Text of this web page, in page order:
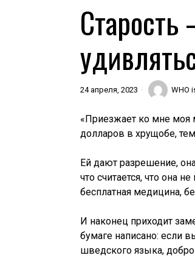
24 апреля, 2023 WHO
«Приезжает ко мне моя
долларов в хрущобе,
Ей дают разрешение,
что считается, что она
бесплатная медицина,
И наконец приходит
бумаге написано: если
шведского языка,